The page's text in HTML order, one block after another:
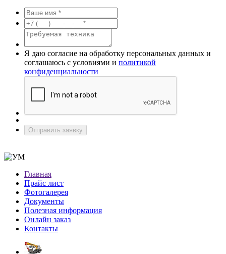
Я даю согласие на обработку персональных данных и
соглашаюсь с условиями и политикой
конфиденциальности
Отправить заявку
Главная
Прайс лист
Фотогалерея
Документы
Полезная информация
Онлайн заказ
Контакты